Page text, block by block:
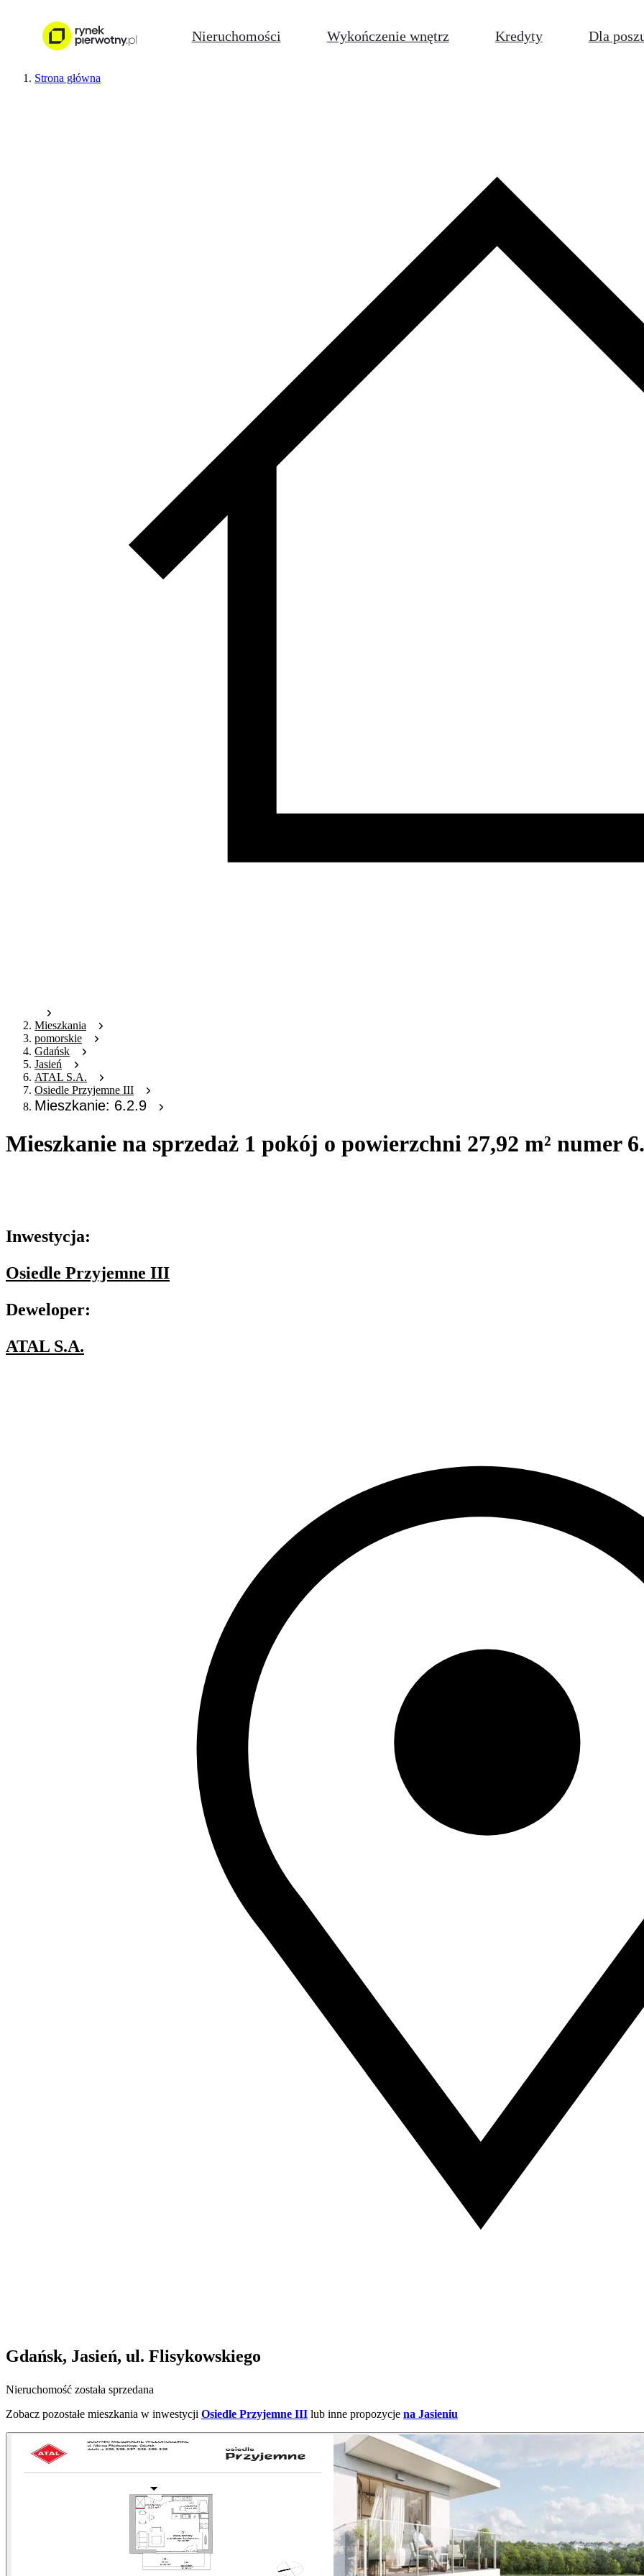
Nieruchomości Wykończenie wnętrz Kredyty Dla
Strona główna
Mieszkania
pomorskie
Gdańsk
Jasień
ATAL S.A.
Osiedle Przyjemne III
Mieszkanie: 6.2.9
Mieszkanie na sprzedaż 1 pokój o powierzchni 27,92 m² numer
Inwestycja:
Osiedle Przyjemne III
Deweloper:
ATAL S.A.
Gdańsk, Jasień, ul. Flisykowskiego
Nieruchomość została sprzedana
Zobacz pozostałe mieszkania w inwestycji Osiedle Przyjemne III lub inne propozycje na Jasieniu